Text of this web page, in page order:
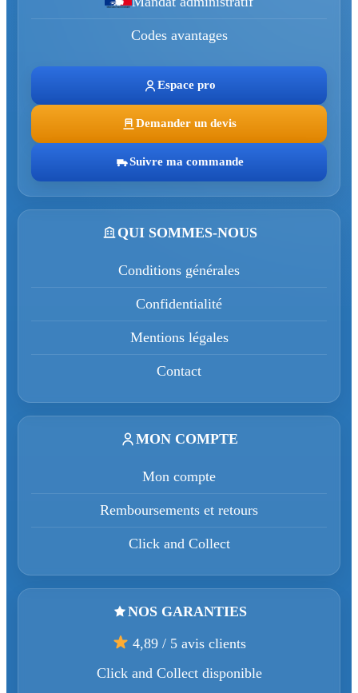
Codes avantages
Espace pro
Demander un devis
Suivre ma commande
QUI SOMMES-NOUS
Conditions générales
Confidentialité
Mentions légales
Contact
MON COMPTE
Mon compte
Remboursements et retours
Click and Collect
NOS GARANTIES
4,89 / 5 avis clients
Click and Collect disponible